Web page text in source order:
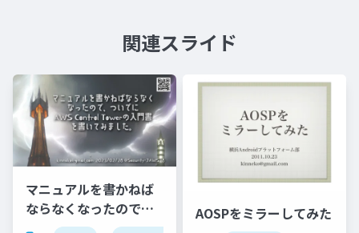
関連スライド
マニュアルを書かねば
ならなくなったので、
ついでにAWS Control
AOSPをミラーしてみた